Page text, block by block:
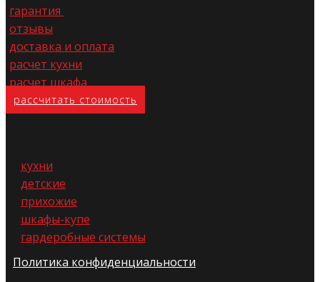
гарантия
отзывы
доставка и оплата
расчет кухни
расчет шкафа
расс​читать стоимость
кухни
детские
прихожие
шкафы-купе
гардеробные системы
Политика конфиденциальности